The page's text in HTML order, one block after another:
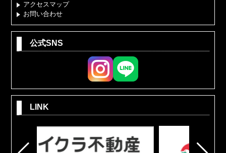
アクセスマップ
お問い合わせ
公式SNS
LINK